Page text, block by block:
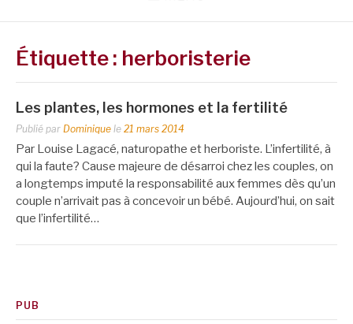
Étiquette : herboristerie
Les plantes, les hormones et la fertilité
Publié par Dominique le 21 mars 2014
Par Louise Lagacé, naturopathe et herboriste. L’infertilité, à
qui la faute? Cause majeure de désarroi chez les couples, on
a longtemps imputé la responsabilité aux femmes dès qu’un
couple n’arrivait pas à concevoir un bébé. Aujourd’hui, on sait
que l’infertilité…
PUB